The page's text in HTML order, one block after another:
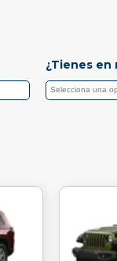
¿Tienes en